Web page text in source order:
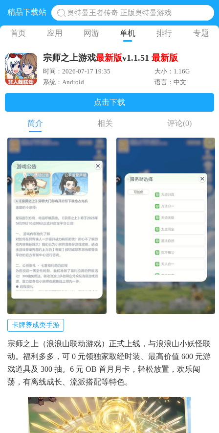
精品下载站
地铁跑酷体验服国际服 地铁跑酷体验服版本
网易光遇手游正版 点亮星空共庆周年
蛋仔派对下载 蛋仔派对体验服
首页 应用 网游 单机 排行 专题
宗师之上游戏最新版v1.1.51 最新版
时间：2026-07-17 19:35
大小：1.16G
系统：Android
语言：中文
点击下载
简介 相关 评论(0)
卡牌养成类手游
宗师之上（浪浪山联动游戏）正式上线，与浪浪山小妖怪联
动。福利多多，可 0 元领独家取经时装、最高价值 600 元游
戏道具及 300 抽。6 元 OB 首月月卡，轻松放置，欢乐闯
荡，有离线成长、流派搭配等特色。